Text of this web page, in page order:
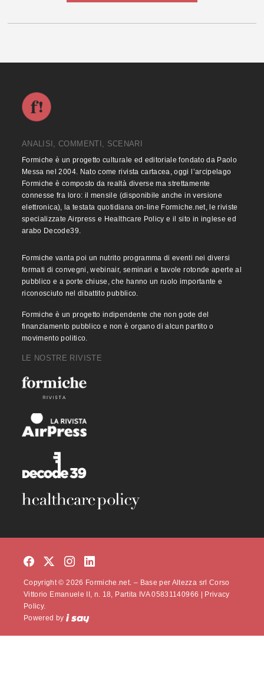
ANALISI, COMMENTI, SCENARI
Formiche è un progetto culturale ed editoriale fondato da Paolo
Messa nel 2004. Nato come rivista cartacea, oggi l’arcipelago
Formiche è composto da realtà diverse ma strettamente
connesse fra loro: il mensile (disponibile anche in versione
elettronica), la testata quotidiana on-line Formiche.net, le riviste
specializzate Airpress e Healthcare Policy e il sito in inglese ed
arabo Decode39.
Formiche vanta poi un nutrito programma di eventi nei diversi
formati di convegni, webinair, seminari e tavole rotonde aperte al
pubblico e a porte chiuse, che hanno un ruolo importante e
riconosciuto nel dibattito pubblico.
Formiche è un progetto indipendente che non gode del
finanziamento pubblico e non è organo di alcun partito o
movimento politico.
LE NOSTRE RIVISTE
Copyright © 2026 Formiche.net. – Base per Altezza srl Corso
Vittorio Emanuele II, n. 18, Partita IVA 05831140966 |
Privacy
Policy.
Powered by